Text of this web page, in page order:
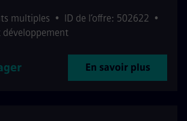
multiples • ID de l’offre: 502622 •
développement
En savoir plus